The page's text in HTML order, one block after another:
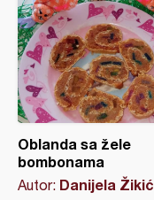
Oblanda sa žele
bombonama
Autor: Danijela Žikić